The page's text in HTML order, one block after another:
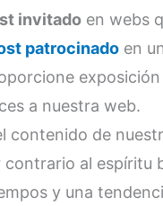
invitado en webs
patrocinado en
a nuestra web.
contenido de
contrario al espíritu
y una